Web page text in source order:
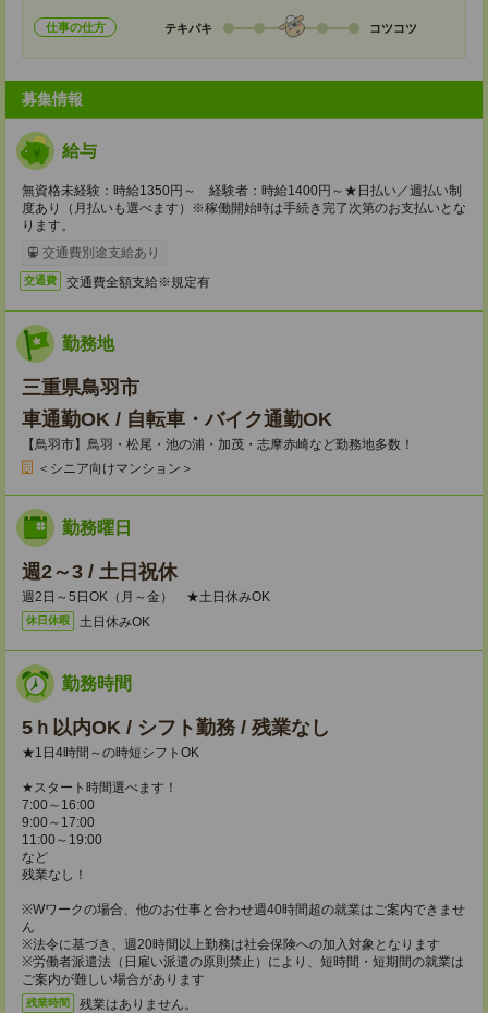
仕事の仕方 テキパキ コツコツ
募集情報
給与
無資格未経験：時給1350円～ 経験者：時給1400円～★日払い／週払い制
度あり（月払いも選べます）※稼働開始時は手続き完了次第のお支払いとな
ります。
交通費別途支給あり
交通費 交通費全額支給※規定有
勤務地
三重県鳥羽市
車通勤OK / 自転車・バイク通勤OK
【鳥羽市】鳥羽・松尾・池の浦・加茂・志摩赤崎など勤務地多数！
＜シニア向けマンション＞
勤務曜日
週2～3 / 土日祝休
週2日～5日OK（月～金） ★土日休みOK
休日休暇 土日休みOK
勤務時間
5ｈ以内OK / シフト勤務 / 残業なし
★1日4時間～の時短シフトOK
★スタート時間選べます！
7:00～16:00
9:00～17:00
11:00～19:00
など
残業なし！
※Wワークの場合、他のお仕事と合わせ週40時間超の就業はご案内できませ
ん
※法令に基づき、週20時間以上勤務は社会保険への加入対象となります
※労働者派遣法（日雇い派遣の原則禁止）により、短時間・短期間の就業は
ご案内が難しい場合があります
残業時間 残業はありません。